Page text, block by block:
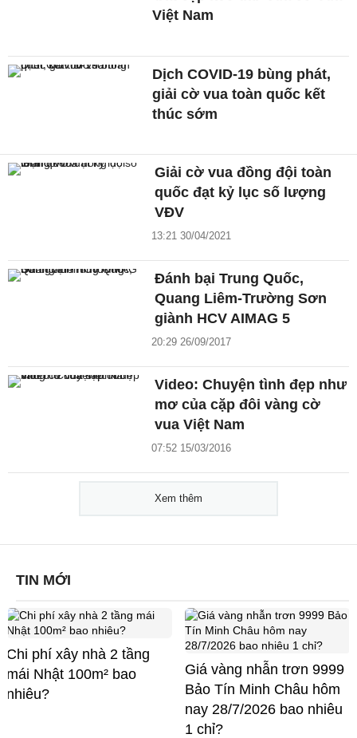
Việt Nam
Dịch COVID-19 bùng phát,
giải cờ vua toàn quốc kết
thúc sớm
Giải cờ vua đồng đội toàn
quốc đạt kỷ lục số lượng
VĐV
13:21 30/04/2021
Đánh bại Trung Quốc,
Quang Liêm-Trường Sơn
giành HCV AIMAG 5
20:29 26/09/2017
Video: Chuyện tình đẹp như
mơ của cặp đôi vàng cờ
vua Việt Nam
07:52 15/03/2016
Xem thêm
TIN MỚI
Chi phí xây nhà 2 tầng
mái Nhật 100m² bao
nhiêu?
Giá vàng nhẫn trơn 9999
Bảo Tín Minh Châu hôm
nay 28/7/2026 bao nhiêu
1 chỉ?